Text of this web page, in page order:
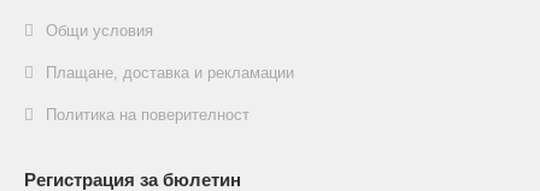
Общи условия
Плащане, доставка и рекламации
Политика на поверителност
Регистрация за бюлетин